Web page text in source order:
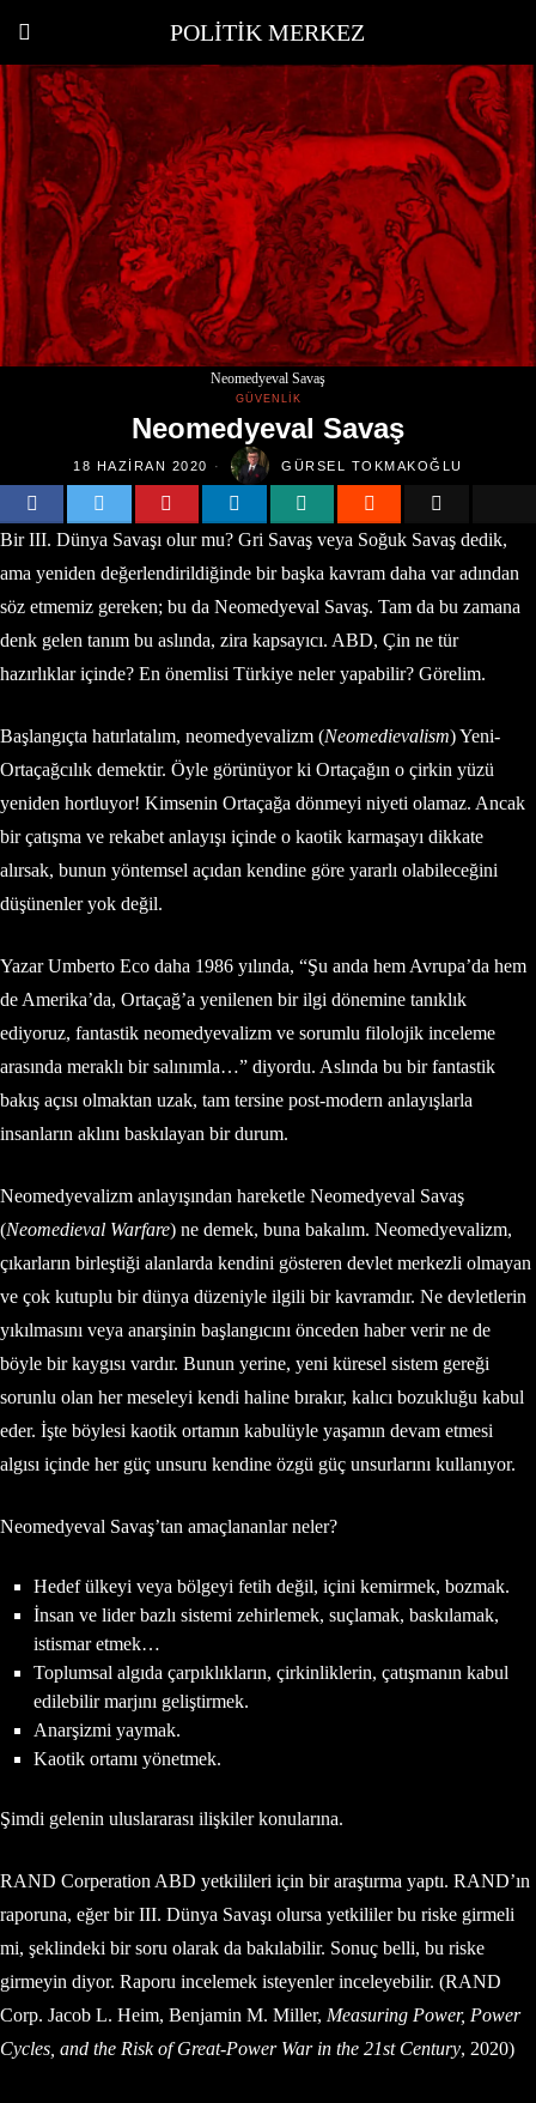
POLITIK MERKEZ
Neomedyeval Savaş
GÜVENLIK
Neomedyeval Savaş
18 HAZIRAN 2020 GÜRSEL TOKMAKOĞLU
Bir III. Dünya Savaşı olur mu? Gri Savaş veya Soğuk Savaş dedik,
ama yeniden değerlendirildiğinde bir başka kavram daha var adından
söz etmemiz gereken; bu da Neomedyeval Savaş. Tam da bu zamana
denk gelen tanım bu aslında, zira kapsayıcı. ABD, Çin ne tür
hazırlıklar içinde? En önemlisi Türkiye neler yapabilir? Görelim.
Başlangıçta hatırlatalım, neomedyevalizm (Neomedievalism) Yeni-
Ortaçağcılık demektir. Öyle görünüyor ki Ortaçağın o çirkin yüzü
yeniden hortluyor! Kimsenin Ortaçağa dönmeyi niyeti olamaz. Ancak
bir çatışma ve rekabet anlayışı içinde o kaotik karmaşayı dikkate
alırsak, bunun yöntemsel açıdan kendine göre yararlı olabileceğini
düşünenler yok değil.
Yazar Umberto Eco daha 1986 yılında, “Şu anda hem Avrupa’da hem
de Amerika’da, Ortaçağ’a yenilenen bir ilgi dönemine tanıklık
ediyoruz, fantastik neomedyevalizm ve sorumlu filolojik inceleme
arasında meraklı bir salınımla…” diyordu. Aslında bu bir fantastik
bakış açısı olmaktan uzak, tam tersine post-modern anlayışlarla
insanların aklını baskılayan bir durum.
Neomedyevalizm anlayışından hareketle Neomedyeval Savaş
(Neomedieval Warfare) ne demek, buna bakalım. Neomedyevalizm,
çıkarların birleştiği alanlarda kendini gösteren devlet merkezli olmayan
ve çok kutuplu bir dünya düzeniyle ilgili bir kavramdır. Ne devletlerin
yıkılmasını veya anarşinin başlangıcını önceden haber verir ne de
böyle bir kaygısı vardır. Bunun yerine, yeni küresel sistem gereği
sorunlu olan her meseleyi kendi haline bırakır, kalıcı bozukluğu kabul
eder. İşte böylesi kaotik ortamın kabulüyle yaşamın devam etmesi
algısı içinde her güç unsuru kendine özgü güç unsurlarını kullanıyor.
Neomedyeval Savaş’tan amaçlananlar neler?
Hedef ülkeyi veya bölgeyi fetih değil, içini kemirmek, bozmak.
İnsan ve lider bazlı sistemi zehirlemek, suçlamak, baskılamak,
istismar etmek…
Toplumsal algıda çarpıklıkların, çirkinliklerin, çatışmanın kabul
edilebilir marjını geliştirmek.
Anarşizmi yaymak.
Kaotik ortamı yönetmek.
Şimdi gelenin uluslararası ilişkiler konularına.
RAND Corperation ABD yetkilileri için bir araştırma yaptı. RAND’ın
raporuna, eğer bir III. Dünya Savaşı olursa yetkililer bu riske girmeli
mi, şeklindeki bir soru olarak da bakılabilir. Sonuç belli, bu riske
girmeyin diyor. Raporu incelemek isteyenler inceleyebilir. (RAND
Corp. Jacob L. Heim, Benjamin M. Miller, Measuring Power, Power
Cycles, and the Risk of Great-Power War in the 21st Century, 2020)